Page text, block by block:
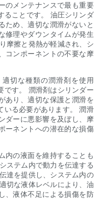
のメンテナンスで最も重要
ることです。 油圧シリンダ
ため、適切な潤滑がないと
修理やダウンタイムが発生
摩擦と発熱が軽減され、シ
コンポーネントの不要な摩
切な種類の潤滑剤を使用
です。 潤滑剤はシリンダー
あり、適切な保護と潤滑を
いる必要があります。 潤滑
ダーに悪影響を及ぼし、摩
ーネントへの潜在的な損傷
内の液面を維持することも
ステム内で動力を伝達する
達を提供し、システム内の
切な液体レベルにより、油
、液体不足による損傷を防